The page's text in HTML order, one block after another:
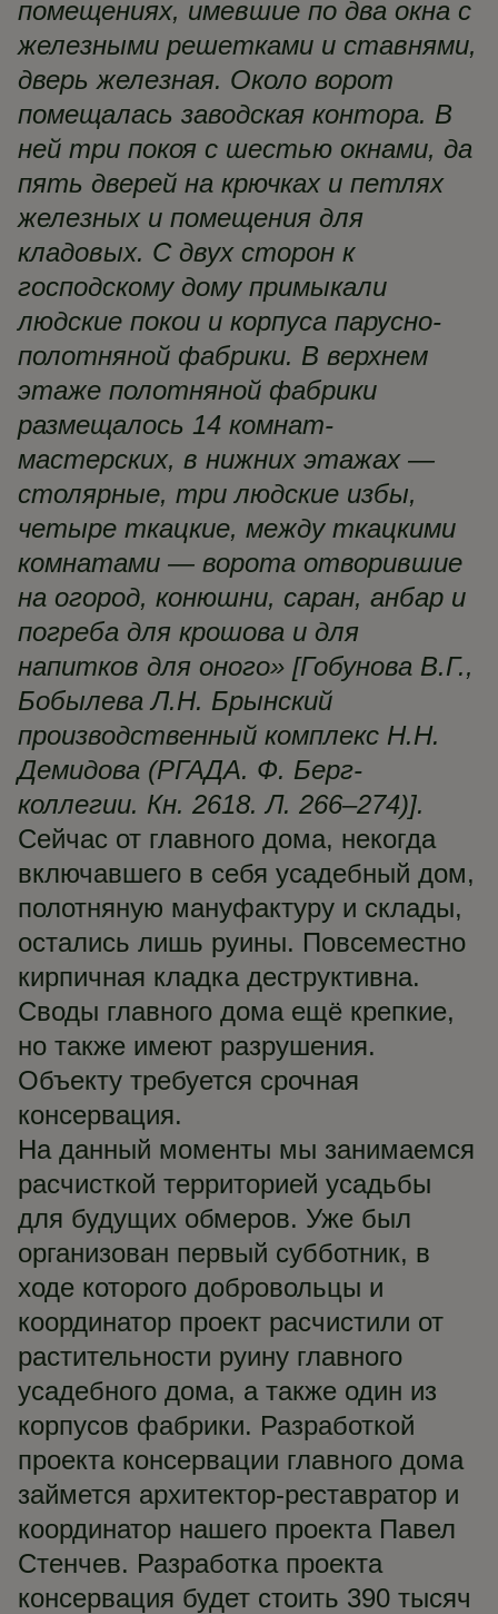
помещениях, имевшие по два окна с
железными решетками и ставнями,
дверь железная. Около ворот
помещалась заводская контора. В
ней три покоя с шестью окнами, да
пять дверей на крючках и петлях
железных и помещения для
кладовых. С двух сторон к
господскому дому примыкали
людские покои и корпуса парусно-
полотняной фабрики. В верхнем
этаже полотняной фабрики
размещалось 14 комнат-
мастерских, в нижних этажах —
столярные, три людские избы,
четыре ткацкие, между ткацкими
комнатами — ворота отворившие
на огород, конюшни, саран, анбар и
погреба для крошова и для
напитков для оного» [Гобунова В.Г.,
Бобылева Л.Н. Брынский
производственный комплекс Н.Н.
Демидова (РГАДА. Ф. Берг-
коллегии. Кн. 2618. Л. 266–274)].
Сейчас от главного дома, некогда
включавшего в себя усадебный дом,
полотняную мануфактуру и склады,
остались лишь руины. Повсеместно
кирпичная кладка деструктивна.
Своды главного дома ещё крепкие,
но также имеют разрушения.
Объекту требуется срочная
консервация.
На данный моменты мы занимаемся
расчисткой территорией усадьбы
для будущих обмеров. Уже был
организован первый субботник, в
ходе которого добровольцы и
координатор проект расчистили от
растительности руину главного
усадебного дома, а также один из
корпусов фабрики. Разработкой
проекта консервации главного дома
займется архитектор-реставратор и
координатор нашего проекта Павел
Стенчев. Разработка проекта
консервация будет стоить 390 тысяч